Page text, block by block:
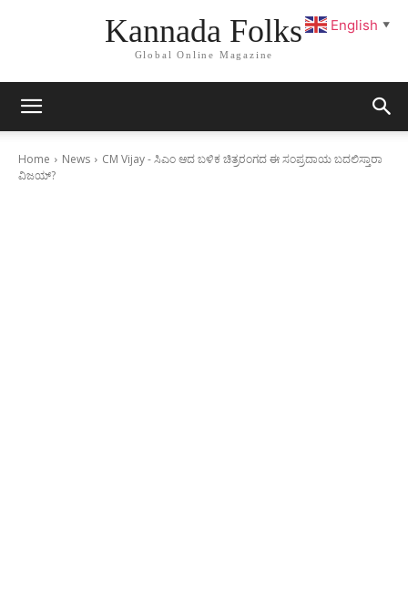
Kannada Folks
Global Online Magazine
Home News
CM Vijay - ಸಿಎಂ ಆದ ಬಳಿಕ ಚಿತ್ರರಂಗದ ಈ ಸಂಪ್ರದಾಯ ಬದಲಿಸ್ತಾರಾ
ವಿಜಯ್?
English ▼